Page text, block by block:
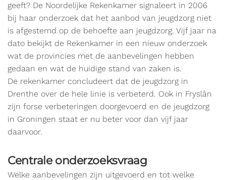
geeft? De Noordelijke Rekenkamer signaleert in 2006
bij haar onderzoek dat het aanbod van jeugdzorg niet
is afgestemd op de behoefte aan jeugdzorg. Vijf jaar na
dato bekijkt de Rekenkamer in een nieuw onderzoek
wat de provincies met de aanbevelingen hebben
gedaan en wat de huidige stand van zaken is.
De rekenkamer concludeert dat de jeugdzorg in
Drenthe over de hele linie is verbeterd. Ook in Fryslân
zijn forse verbeteringen doorgevoerd en de jeugdzorg
in Groningen staat er nu beter voor dan vijf jaar
daarvoor.
Centrale onderzoeksvraag
Welke aanbevelingen zijn uitgevoerd en tot welke